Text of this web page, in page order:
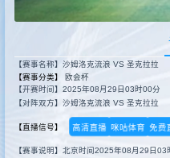
【赛事名称】沙姆洛克流浪 VS 圣克拉拉
【赛事分类】 欧会杯
【开赛时间】2025年08月29日03时00分
【对阵双方】沙姆洛克流浪 VS 圣克拉拉
【直播信号】 高清直播 咪咕体育 免费
【赛事说明】北京时间2025年08月29日